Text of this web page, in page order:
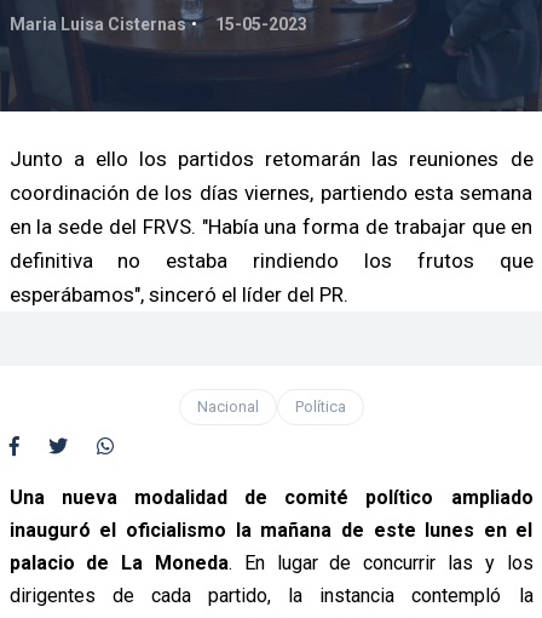
Maria Luisa Cisternas 15-05-2023
Junto a ello los partidos retomarán las reuniones de
coordinación de los días viernes, partiendo esta semana
en la sede del FRVS. "Había una forma de trabajar que en
definitiva no estaba rindiendo los frutos que
esperábamos", sinceró el líder del PR.
Nacional Política
Una nueva modalidad de comité político ampliado
inauguró el oficialismo la mañana de este lunes en el
palacio de La Moneda. En lugar de concurrir las y los
dirigentes de cada partido, la instancia contempló la